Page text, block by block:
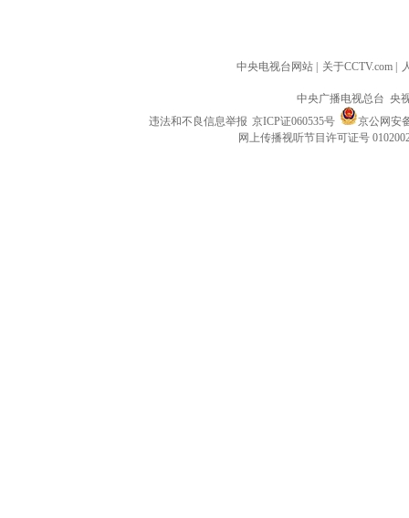
中央电视台网站 关于CCTV.com
中央广播电视总台 央
违法和不良信息举报 京ICP证060535号
京公网安
网上传播视听节目许可证号